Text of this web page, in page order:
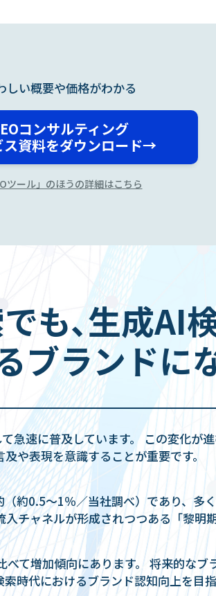
しい概要や価格がわかる
コンサルティング
ス資料をダウンロード→
ツール」のほうの詳細はこちら
も､生成AI
ブランドに
急速に普及しています。 この変化が
や表現を意識することが重要です。
約0.5〜1％／当社調べ）であり、多
チャネルが形成されつつある「黎明
て増加傾向にあります。 将来的な
時代におけるブランド認知向上を目